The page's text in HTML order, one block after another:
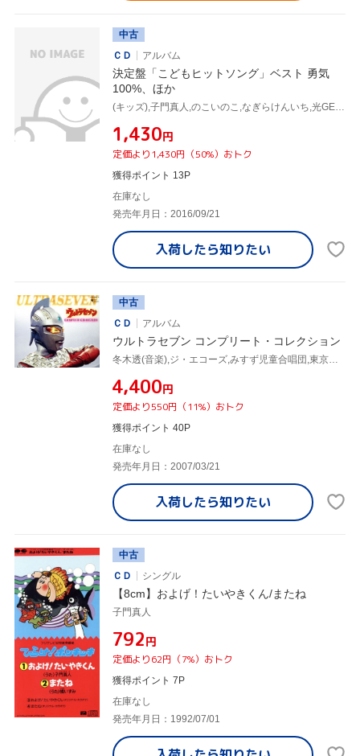
中古
ＣＤ
アルバム
決定盤「こどもヒットソング」ベスト 勇気
100%、ほか
(キッズ),子門真人,のこいのこ,なぎらけんいち,光GENJI,吉田仁美,爆チュー問題,コニーちゃん
¥1,430円
定価より1,430円（50%）おトク
獲得ポイント 13P
在庫なし
発売年月日：2016/09/21
入荷したら知りたい
中古
ＣＤ
アルバム
ウルトラセブン コンプリート・コレクション
冬木透(音楽),ジ・エコーズ,みすず児童合唱団,東京マイスタージンガー,子門真人,ビッグ・ライツ,マジカル・スペース・シップ
¥4,400円
定価より550円（11%）おトク
獲得ポイント 40P
在庫なし
発売年月日：2007/03/21
入荷したら知りたい
中古
ＣＤ
シングル
【8cm】およげ！たいやきくん/またね
子門真人
¥792円
定価より62円（7%）おトク
獲得ポイント 7P
在庫なし
発売年月日：1992/07/01